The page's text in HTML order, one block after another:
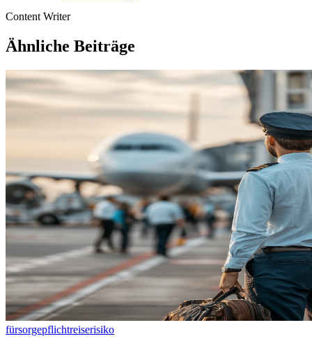
Content Writer
Ähnliche Beiträge
fürsorgepflichtreiserisiko